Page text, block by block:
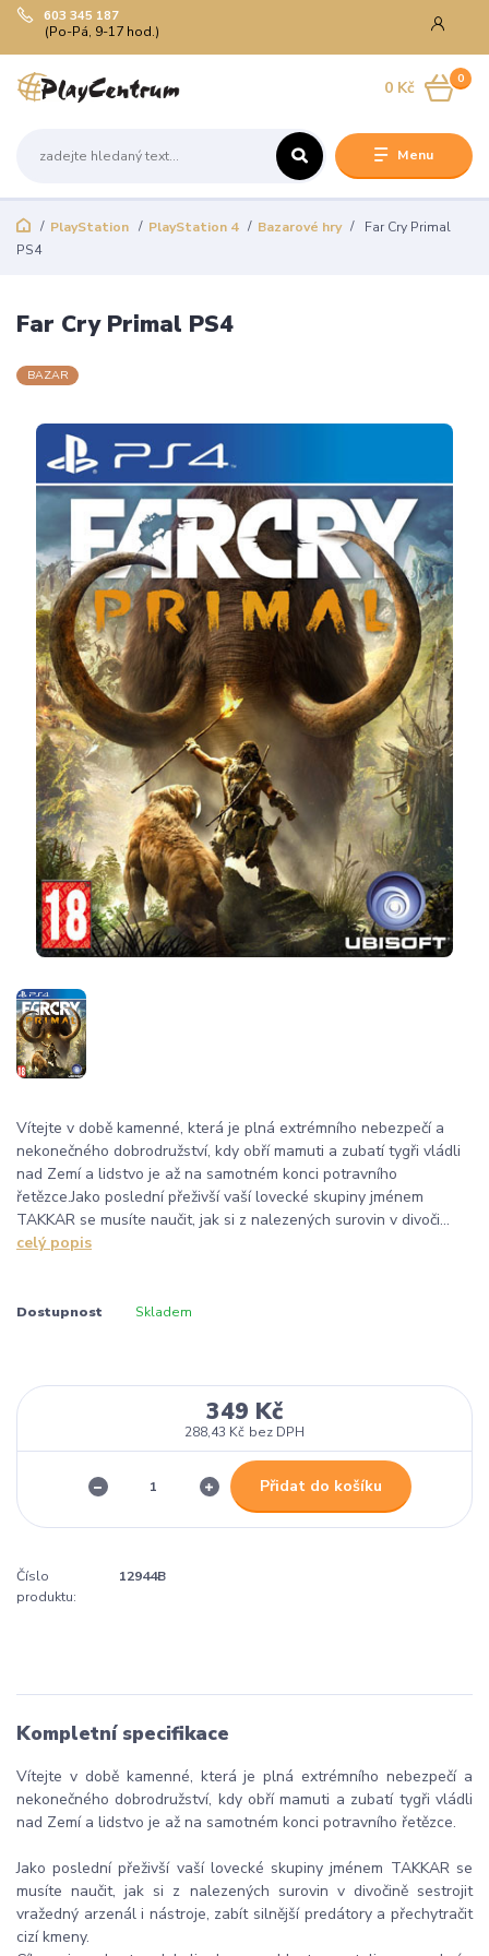
Menu
603 345 187
(Po-Pá, 9-17 hod.)
0
0 Kč
PlayStation PlayStation 4 Bazarové hry
Far Cry Primal
PS4
Far Cry Primal PS4
BAZAR
Vítejte v době kamenné, která je plná extrémního nebezpečí a
nekonečného dobrodružství, kdy obří mamuti a zubatí tygři vládli
nad Zemí a lidstvo je až na samotném konci potravního
řetězce.Jako poslední přeživší vaší lovecké skupiny jménem
TAKKAR se musíte naučit, jak si z nalezených surovin v divoči...
celý popis
Dostupnost Skladem
349 Kč
288,43 Kč bez DPH
Přidat do košíku
Číslo
produktu:
12944B
Kompletní specifikace
Vítejte v době kamenné, která je plná extrémního nebezpečí a
nekonečného dobrodružství, kdy obří mamuti a zubatí tygři vládli
nad Zemí a lidstvo je až na samotném konci potravního řetězce.
Jako poslední přeživší vaší lovecké skupiny jménem TAKKAR se
musíte naučit, jak si z nalezených surovin v divočině sestrojit
vražedný arzenál i nástroje, zabít silnější predátory a přechytračit
cizí kmeny.